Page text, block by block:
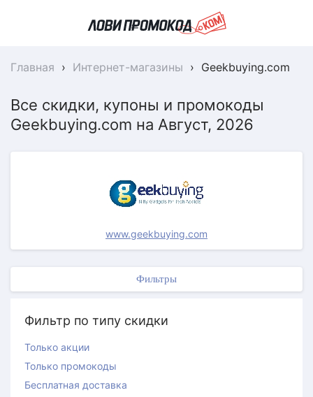
Главная › Интернет-магазины › Geekbuying.com
Все скидки, купоны и промокоды
Geekbuying.com на Август, 2026
www.geekbuying.com
Фильтры
Фильтр по типу скидки
Только акции
Только промокоды
Бесплатная доставка